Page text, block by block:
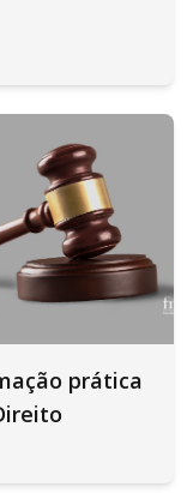
prática